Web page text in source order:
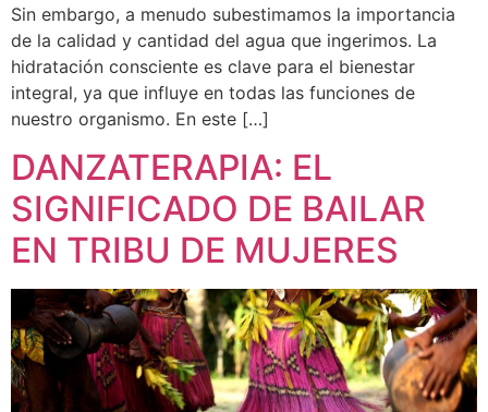
Sin embargo, a menudo subestimamos la importancia
de la calidad y cantidad del agua que ingerimos. La
hidratación consciente es clave para el bienestar
integral, ya que influye en todas las funciones de
nuestro organismo. En este […]
DANZATERAPIA: EL
SIGNIFICADO DE BAILAR
EN TRIBU DE MUJERES